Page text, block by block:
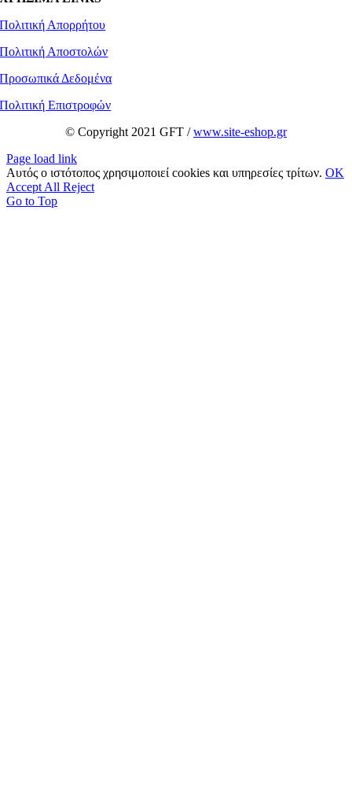
Πολιτική Απορρήτου
Πολιτική Αποστολών
Προσωπικά Δεδομένα
Πολιτική Επιστροφών
© Copyright 2021 GFT /www.site-eshop.gr
Page load link
Αυτός ο ιστότοπος χρησιμοποιεί cookies και υπηρεσίες τρίτων. OK
Accept All Reject
Go to Top